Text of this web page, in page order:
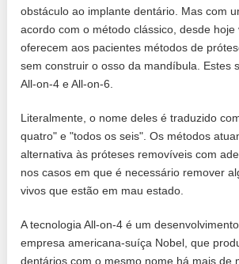
obstáculo ao implante dentário. Mas com
acordo com o método clássico, desde hoje
oferecem aos pacientes métodos de
sem construir o osso da mandíbula. Estes
All-on-4 e All-on-6.
Literalmente, o nome deles é traduzido
quatro" e "todos os seis". Os métodos
alternativa às próteses removíveis com
nos casos em que é necessário remover
vivos que estão em mau estado.
A tecnologia All-on-4 é um
empresa americana-suíça Nobel, que
dentários com o mesmo nome há mais de